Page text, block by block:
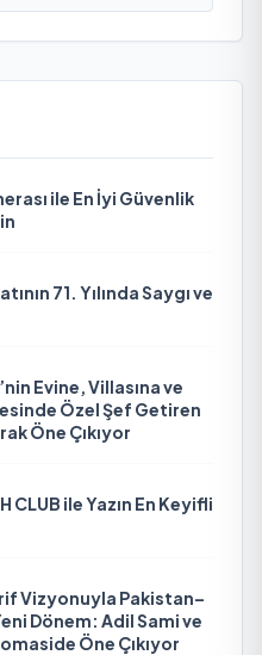
ile En İyi Güvenlik
71. Yılında Saygı ve
Evine, Villasına ve
Özel Şef Getiren
Öne Çıkıyor
CLUB ile Yazın En Keyifli
Vizyonuyla Pakistan–
Dönem: Adil Sami ve
Öne Çıkıyor